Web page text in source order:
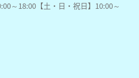
～18:00【土・日・祝日】10:00～